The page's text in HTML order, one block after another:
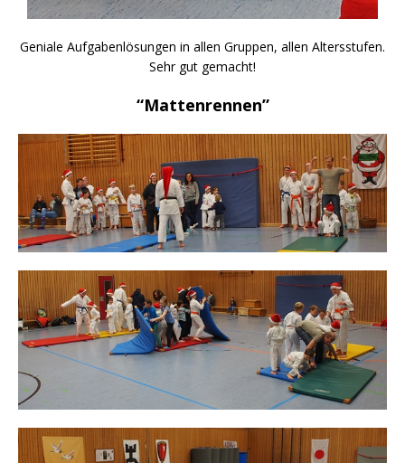
Geniale Aufgabenlösungen in allen Gruppen, allen Altersstufen.
Sehr gut gemacht!
“Mattenrennen”